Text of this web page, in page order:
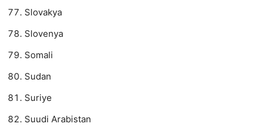
Slovakya
Slovenya
Somali
Sudan
Suriye
Suudi Arabistan